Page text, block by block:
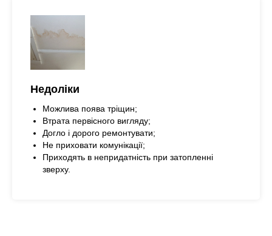
Недоліки
Можлива поява тріщин;
Втрата первісного вигляду;
Догло і дорого ремонтувати;
Не приховати комунікації;
Приходять в непридатність при затопленні
зверху.